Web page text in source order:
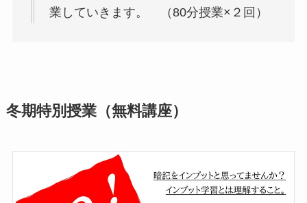
業していきます。 （80分授業×２回）
冬期特別授業（無料講座）